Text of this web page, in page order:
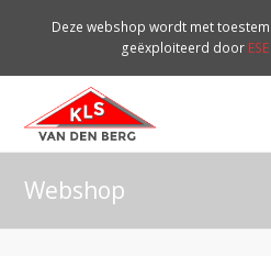
Deze webshop wordt met
geëxploiteerd door
Webshop